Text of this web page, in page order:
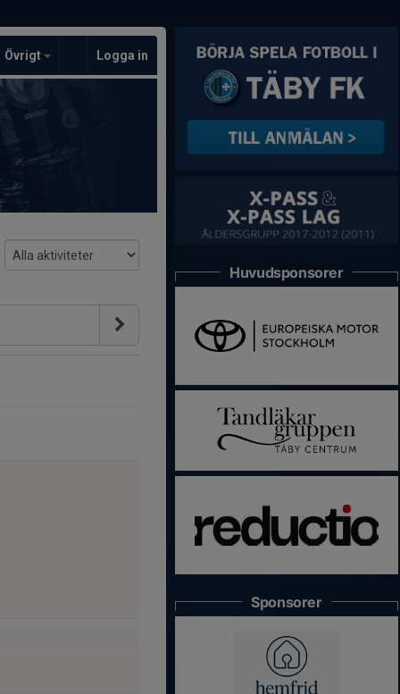
Övrigt Logga in
Huvudsponsorer
Sponsorer